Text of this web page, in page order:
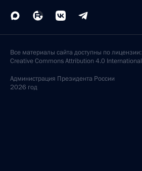
Все материалы сайта доступны по лицензии:
Creative Commons Attribution 4.0 International
Администрация Президента России
2026 год